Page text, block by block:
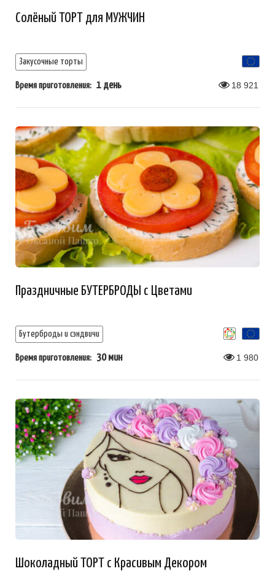
Солёный ТОРТ для МУЖЧИН
Закусочные торты
Время приготовления: 1 день 18 921
Праздничные БУТЕРБРОДЫ с Цветами
Бутерброды и сэндвичи
Время приготовления: 30 мин 1 980
Шоколадный ТОРТ с Красивым Декором